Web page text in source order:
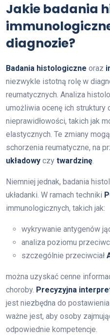
Jakie badania
diagnozie?
Badania histologiczne oraz
niezwykle istotną rolę w
reumatycznych. Analiza
umożliwia ocenę ich struktury
nieprawidłowości, takich jak
elastycznych. Te zmiany
schorzenia reumatyczne, na
układowy czy twardzinę.
Niemniej jednak, badania
układanki. W ramach techniki
immunologicznych, takich jak:
wykrywanie antygenów
analiza poziomu
szczególnie przeciwciał
można uzyskać cenne
choroby. Precyzyjna
jest niezbędna do
ważne jest, aby osoby
odpowiednie kompetencje.